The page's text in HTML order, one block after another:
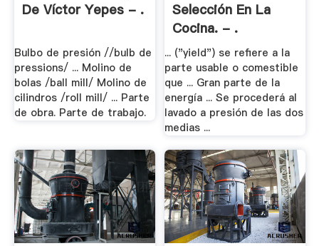
De Víctor Yepes - .
Bulbo de presión //bulb de
pressions/ ... Molino de
bolas /ball mill/ Molino de
cilindros /roll mill/ ... Parte
de obra. Parte de trabajo.
Selección En La
Cocina. - .
... ("yield") se refiere a la
parte usable o comestible
que ... Gran parte de la
energía ... Se procederá al
lavado a presión de las dos
medias ...